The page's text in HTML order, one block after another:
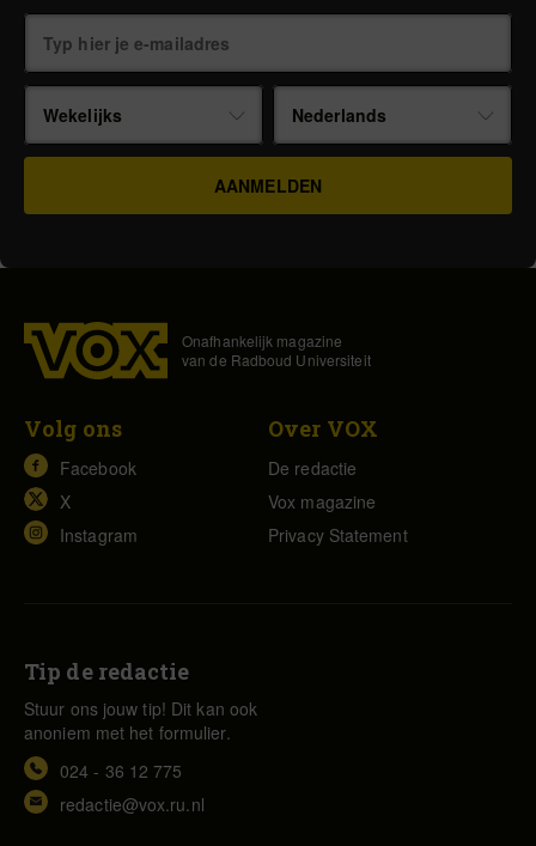
Wekelijks Nederlands
Onafhankelijk magazine
van de Radboud Universiteit
Volg ons
Facebook
X
Instagram
Over VOX
De redactie
Vox magazine
Privacy Statement
Tip de redactie
Stuur ons jouw tip! Dit kan ook
anoniem met het formulier.
024 - 36 12 775
redactie@vox.ru.nl